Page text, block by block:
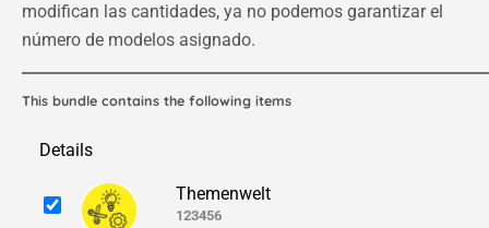
modifican las cantidades, ya no podemos garantizar el
número de modelos asignado.
This bundle contains the following items
Details
Themenwelt
123456